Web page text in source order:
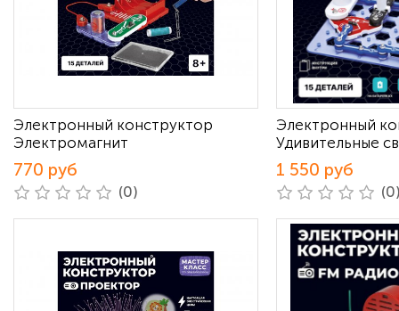
Электронный конструктор
Электромагнит
770 руб
(0)
Электронный
Удивительные
1 550 руб